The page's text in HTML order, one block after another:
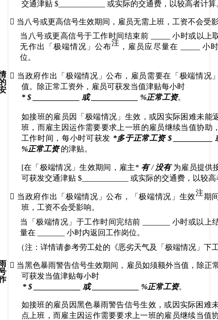
交通津贴 $____________ 或实际的交通费，以较高者计算
 当八号或更高信号生效期间，雇员无需上班，工资不会受
当八号或更高信号于工作时间结束前 _____ 小时或以上
无作出「极端情况」公布注 ，雇员应尽量在
小
位。
 当政府作出「极端情况」公布，雇员需要在「极端情况
值。除正常工资外，雇员可获发当值津贴每小时
* $ ____________ 或 ____________ %正常工资。
如接班的雇员因「极端情况」生效 ，或因 实际困难未能
班，而雇主因运作需要要求上一班的雇员继续当值协助
工作时间，每小时可获发 *多于正常工资 $ __________
%正常工资 的津贴。
[在 「极端情况」生效期间 ，雇主* 有 / 没有 为雇员提供
可获发交通津贴 $____________ 或实际的交通费，以较高
 当政府作出「极端情况」公布 ， 「极端情况」生效注期
班，工资不会受影响。
当「极端情况」于工作时间完结前
小时或以上
量在 _______ 小时内返回工作岗位。
（注：详情请参考劳工处的《恶劣天气及「极端情况」下
 当黑色暴雨警告信号生效期间，雇员如须额外当值 ，除正
可获发当值津贴每小时
* $ ____________ 或 ____________ %正常工资。
如接班的雇员因黑色暴雨警告信号生效，或因实际困难
点上班，而雇主因运作需要要求上一班的雇员继续当值